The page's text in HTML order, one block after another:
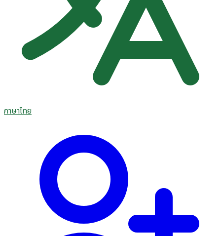
ภาษาไทย